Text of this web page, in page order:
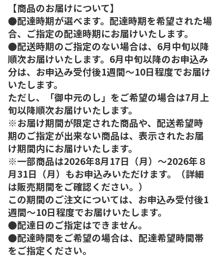
【商品のお届けについて】
●配達時期が選べます。配達時期を希望された場
合、ご指定の配達時期にお届けいたします。
●配送時期のご指定のない場合は、6月中旬以降
順次お届けいたします。6月中旬以降のお申込み
分は、お申込み受付後1週間～10日程度でお届け
いたします。
ただし、「御中元のし」をご希望の場合は7月上
旬以降順次お届けいたします。
※お届け期間が限定された商品や、配送希望時
期のご指定が出来ない商品は、表示されたお届
け期間内にお届けいたします。
※一部商品は2026年8月17日（月）～2026年８
月31日（月）もお申込みいただけます。（詳細
は販売期間をご確認ください。）
この期間のご注文については、お申込み受付後1
週間～10日程度でお届けいたします。
●配達日のご指定はできません。
●配達時間をご希望の場合は、配達希望時間帯
をご指定ください。